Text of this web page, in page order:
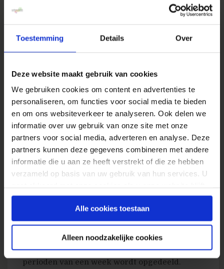
Toestemming Details Over
Deze website maakt gebruik van cookies
We gebruiken cookies om content en advertenties te
personaliseren, om functies voor social media te bieden
en om ons websiteverkeer te analyseren. Ook delen we
informatie over uw gebruik van onze site met onze
partners voor social media, adverteren en analyse. Deze
partners kunnen deze gegevens combineren met andere
informatie die u aan ze heeft verstrekt of die ze hebben
verzameld op basis van uw gebruik van hun services. U
gebruiken.
Alle cookies toestaan
Alleen noodzakelijke cookies
voor je geautomatiseerd. Query’s worden daar
Google Sheets ingeladen om deze vervolgens
Dit werkt in de praktijk overigens niet altijd
want er blijven situaties waarbij ook
Supermetrics toch nog steeds gesamplede data
blijft geven.
Hoe kun je omgaan met sampling in je A/B
test analyse?
Bij het doen van A/B testen wordt doorgaans
aangehouden. In het geval van Google Analytics
Standard is de kans heel groot dat je na een
week (zeven dagen) al te maken krijgt met
sampled data. Dit is de reden dat voor een
analyse de testperiode meestal in vier losse
perioden van een week wordt opgedeeld.